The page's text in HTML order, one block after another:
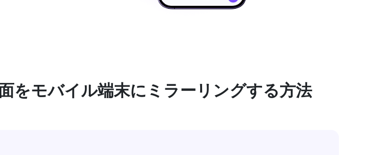
をモバイル端末にミラーリングする方法